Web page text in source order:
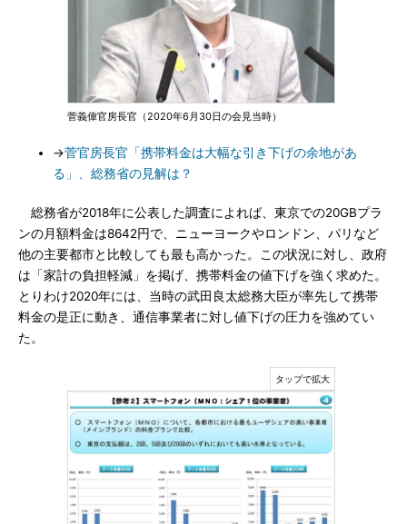
菅義偉官房長官（2020年6月30日の会見当時）
→菅官房長官「携帯料金は大幅な引き下げの余地があ
る」、総務省の見解は？
総務省が2018年に公表した調査によれば、東京での20GBプラ
ンの月額料金は8642円で、ニューヨークやロンドン、パリなど
他の主要都市と比較しても最も高かった。この状況に対し、政府
は「家計の負担軽減」を掲げ、携帯料金の値下げを強く求めた。
とりわけ2020年には、当時の武田良太総務大臣が率先して携帯
料金の是正に動き、通信事業者に対し値下げの圧力を強めてい
た。